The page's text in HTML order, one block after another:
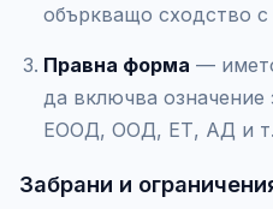
объркващо сходство
Правна форма —
да включва означение
ЕООД, ООД, ЕТ, АД и
Забрани и